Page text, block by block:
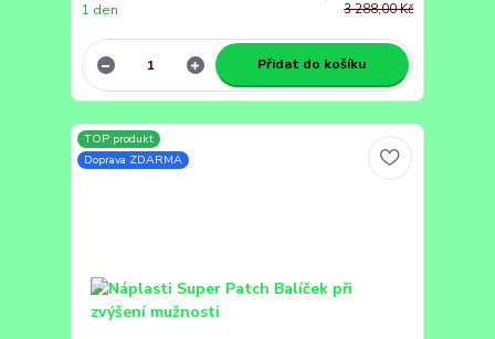
3 288,00 Kč
1 den
Přidat do košíku
TOP produkt
Doprava ZDARMA